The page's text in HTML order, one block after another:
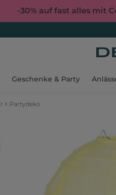
-30% auf fast alles mit
Geschenke & Party
› Partydeko